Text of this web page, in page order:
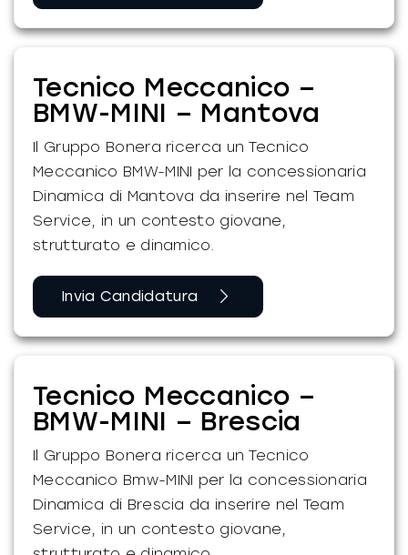
Tecnico Meccanico –
BMW-MINI – Mantova
Il Gruppo Bonera ricerca un Tecnico
Meccanico BMW-MINI per la concessionaria
Dinamica di Mantova da inserire nel Team
Service, in un contesto giovane,
strutturato e dinamico.
Invia Candidatura
Tecnico Meccanico –
BMW-MINI – Brescia
Il Gruppo Bonera ricerca un Tecnico
Meccanico Bmw-MINI per la concessionaria
Dinamica di Brescia da inserire nel Team
Service, in un contesto giovane,